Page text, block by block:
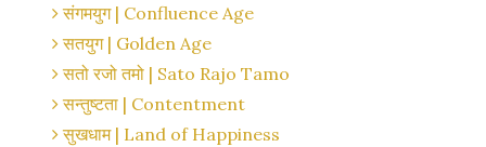
संगमयुग | Confluence Age
सतयुग | Golden Age
सतो रजो तमो | Sato Rajo Tamo
सन्तुष्टता | Contentment
सुखधाम | Land of Happiness